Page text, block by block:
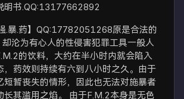
明书.QQ:13177662892
强.暴.药】QQ:17782051268原是合法的
却沦为有心人的性侵害犯罪工具一般人
的饮料，大约在半小时内就会陷入
，药效则持续有六到八小时之久。由于
短暂丧失的情形，因此也无法对施暴者
长其滥用之焰。 由于F.M.2本身是无色